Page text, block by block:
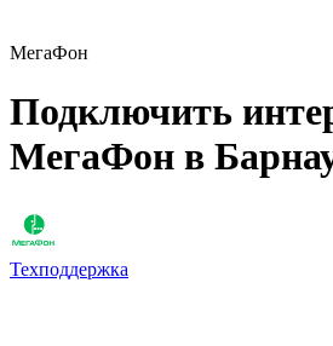
МегаФон
Подключить
МегаФон в
Техподдержка